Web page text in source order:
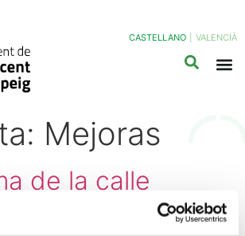
CASTELLANO VALENCIÀ
Mejoras
de la calle
garantiza la